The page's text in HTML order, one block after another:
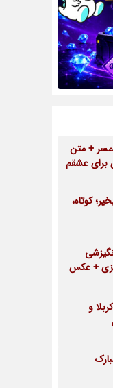
+ متن
برای عشقم
کوتاه،
+ عکس
و